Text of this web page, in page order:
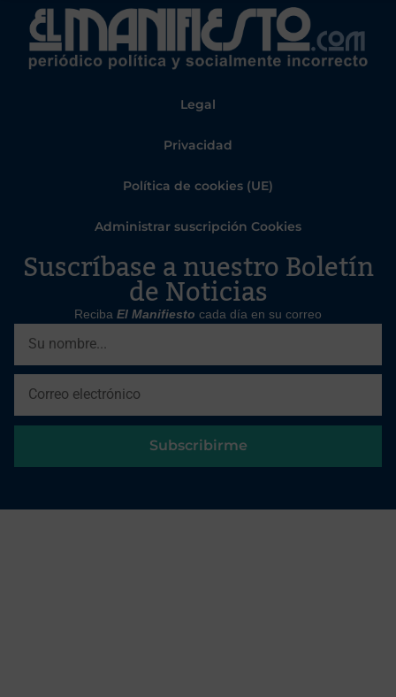
Legal
Privacidad
Política de cookies (UE)
Administrar suscripción Cookies
Suscríbase a nuestro Boletín
de Noticias
Reciba El Manifiesto cada día en su correo
Subscribirme